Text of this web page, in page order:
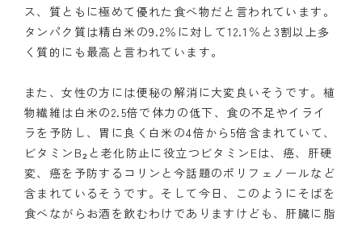
クラブのあゆみ
クラブの歴史
歴代会長・幹事
記念誌
案内
例会場・事務局の案内
ス、質ともに極めて優れた食べ物だと言われています。
タンパク質は精白米の9.2％に対して12.1％と3割以上多
く質的にも最高と言われています。
また、女性の方には便秘の解消に大変良いそうです。植
物繊維は白米の2.5倍で体力の低下、食の不足やイライ
ラを予防し、胃に良く白米の4倍から5倍含まれていて、
ビタミンB₂と老化防止に役立つビタミンEは、癌、肝硬
変、癌を予防するコリンと今話題のポリフェノールなど
含まれているそうです。そして今日、このようにそばを
食べながらお酒を飲むわけでありますけども、肝臓に脂